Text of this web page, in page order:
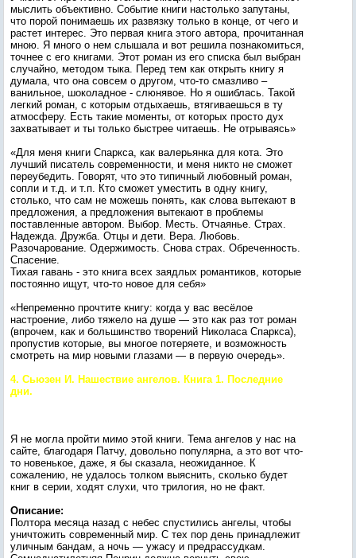
мыслить объективно. Событие книги настолько запутаны,
что порой понимаешь их развязку только в конце, от чего и
растет интерес. Это первая книга этого автора, прочитанная
мною. Я много о нем слышала и вот решила познакомиться,
точнее с его книгами. Этот роман из его списка был выбран
случайно, методом тыка. Перед тем как открыть книгу я
думала, что она совсем о другом, что-то смазливо –
ванильное, шоколадное - слюнявое. Но я ошиблась. Такой
легкий роман, с которым отдыхаешь, втягиваешься в ту
атмосферу. Есть такие моменты, от которых просто дух
захватывает и ты только быстрее читаешь. Не отрываясь»
«Для меня книги Спаркса, как валерьянка для кота. Это
лучший писатель современности, и меня никто не сможет
переубедить. Говорят, что это типичный любовный роман,
сопли и т.д. и т.п. Кто сможет уместить в одну книгу,
столько, что сам не можешь понять, как слова вытекают в
предложения, а предложения вытекают в проблемы
поставленные автором. Выбор. Месть. Отчаянье. Страх.
Надежда. Дружба. Отцы и дети. Вера. Любовь.
Разочарование. Одержимость. Снова страх. Обреченность.
Спасение.
Тихая гавань - это книга всех заядлых романтиков, которые
постоянно ищут, что-то новое для себя»
«Непременно прочтите книгу: когда у вас весёлое
настроение, либо тяжело на душе — это как раз тот роман
(впрочем, как и большинство творений Николаса Спаркса),
пропустив которые, вы многое потеряете, и возможность
смотреть на мир новыми глазами — в первую очередь».
4. Сьюзен И. Нашествие ангелов. Книга 1. Последние
дни.
Я не могла пройти мимо этой книги. Тема ангелов у нас на
сайте, благодаря Патчу, довольно популярна, а это вот что-
то новенькое, даже, я бы сказала, неожиданное. К
сожалению, не удалось толком выяснить, сколько будет
книг в серии, ходят слухи, что трилогия, но не факт.
Описание:
Полтора месяца назад с небес спустились ангелы, чтобы
уничтожить современный мир. С тех пор день принадлежит
уличным бандам, а ночь — ужасу и предрассудкам.